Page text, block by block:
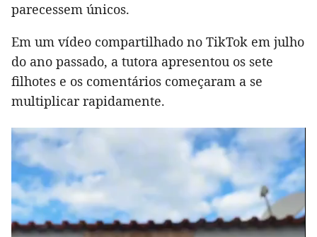
parecessem únicos.
Em um vídeo compartilhado no TikTok em julho
do ano passado, a tutora apresentou os sete
filhotes e os comentários começaram a se
multiplicar rapidamente.